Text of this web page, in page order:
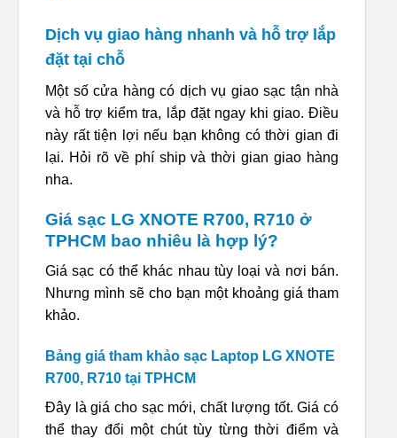
Dịch vụ giao hàng nhanh và hỗ trợ lắp
đặt tại chỗ
Một số cửa hàng có dịch vụ giao sạc tận nhà
và hỗ trợ kiểm tra, lắp đặt ngay khi giao. Điều
này rất tiện lợi nếu bạn không có thời gian đi
lại. Hỏi rõ về phí ship và thời gian giao hàng
nha.
Giá sạc LG XNOTE R700, R710 ở
TPHCM bao nhiêu là hợp lý?
Giá sạc có thể khác nhau tùy loại và nơi bán.
Nhưng mình sẽ cho bạn một khoảng giá tham
khảo.
Bảng giá tham khảo sạc Laptop LG XNOTE
R700, R710 tại TPHCM
Đây là giá cho sạc mới, chất lượng tốt. Giá có
thể thay đổi một chút tùy từng thời điểm và